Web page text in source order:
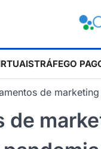
TRÁFEGO
de